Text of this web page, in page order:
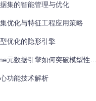
据数据集规模和需求选择：
集的智能管理与优化
优化与特征工程应用策略
优化的隐形引擎
据引擎如何突破模型性能瓶颈
功能技术解析